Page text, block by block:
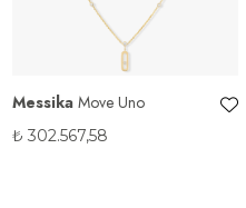
Messika Move Uno
₺ 302.567,58